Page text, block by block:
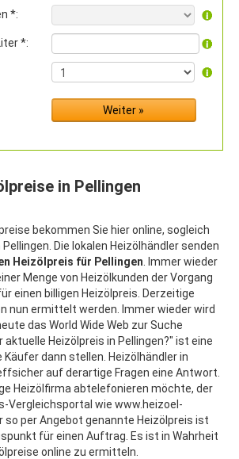
*:
*:
in Pellingen
bekommen Sie hier online, sogleich
Die lokalen Heizölhändler senden
Heizölpreis für Pellingen . Immer wieder
Menge von Heizölkunden der Vorgang
einen billigen Heizölpreis. Derzeitige
nun ermittelt werden. Immer wieder wird
das World Wide Web zur Suche
Heizölpreis in Pellingen?" ist eine
Käufer dann stellen. Heizölhändler in
auf derartige Fragen eine Antwort.
Heizölfirma abtelefonieren möchte, der
Vergleichsportal wie www.heizoel-
so per Angebot genannte Heizölpreis ist
für einen Auftrag. Es ist in Wahrheit
online zu ermitteln.